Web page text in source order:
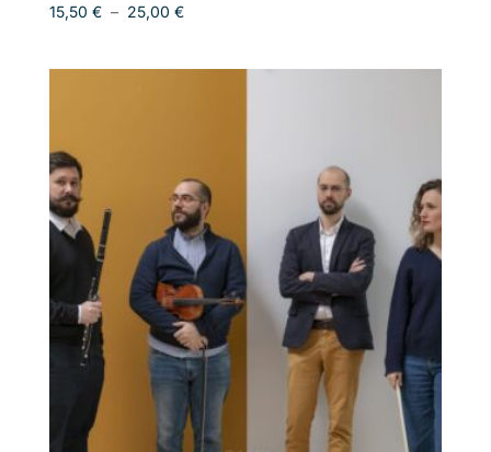
15,50 € – 25,00 €Plage